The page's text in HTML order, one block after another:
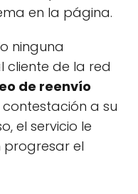
en la página.
ninguna
cliente de la red
de reenvío
a su
el servicio le
el